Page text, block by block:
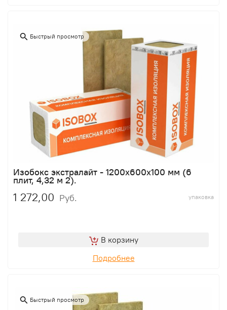
Быстрый просмотр
Изобокс экстралайт - 1200х600х100 мм (6
плит, 4,32 м 2).
1 272,00 Руб. упаковка
В корзину
Подробнее
Быстрый просмотр